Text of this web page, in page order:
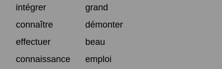
intégrer
grand
connaître
démonter
effectuer
beau
connaissance
emploi